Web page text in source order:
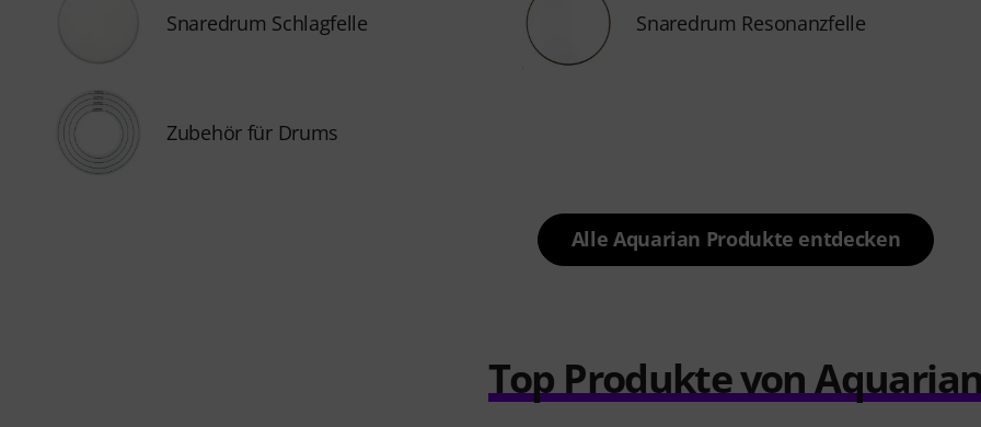
Snaredrum Schlagfelle Snaredrum Resonanzfelle
Zubehör für Drums
Alle Aquarian Produkte entdecken
Top Produkte von